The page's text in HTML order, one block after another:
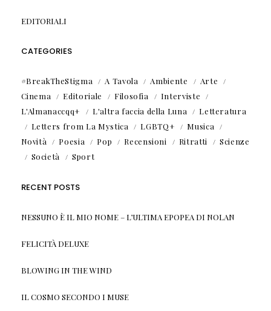
EDITORIALI
CATEGORIES
#BreakTheStigma A Tavola Ambiente
Arte
Cinema
Editoriale Filosofia
Interviste
L'Almanaccqq+
L'altra faccia della Luna
Letteratura
Letters from La Mystica
LGBTQ+
Musica
Novità
Poesia Pop Recensioni Ritratti
Scienze
Società
Sport
RECENT POSTS
NESSUNO È IL MIO NOME – L’ULTIMA EPOPEA DI NOLAN
FELICITÀ DELUXE
BLOWING IN THE WIND
IL COSMO SECONDO I MUSE